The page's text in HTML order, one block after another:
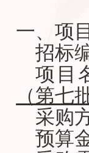
一、项
招标
项目
（第七
采购
预算